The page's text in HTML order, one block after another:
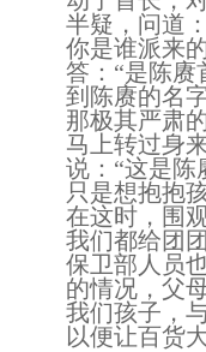
半疑，问道
你是谁派来
答：“是陈赓
到陈赓的名
那极其严肃
马上转过身
说： “这是陈
只是想抱抱
在这时，围
我们都给团
保卫部人员
的情况，父
我们孩子，
以便让百货